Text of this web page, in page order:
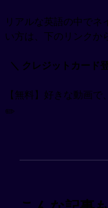
リアルな英語の中でネ
い方は、下のリンクか
＼ クレジットカード
【無料】好きな動画
✏️